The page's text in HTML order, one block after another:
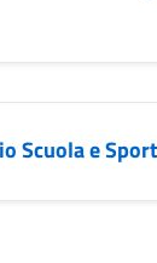
Scuola e Sport